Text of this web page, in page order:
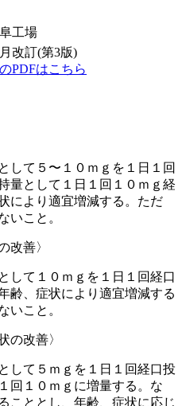
工場
改訂(第3版)
PDFはこちら
して５〜１０ｍｇを１日１回
量として１日１回１０ｍｇ経
により適宜増減する。ただ
いこと。
改善〉
して１０ｍｇを１日１回経口
齢、症状により適宜増減する
いこと。
の改善〉
して５ｍｇを１日１回経口投
回１０ｍｇに増量する。な
こととし、年齢、症状に応じ